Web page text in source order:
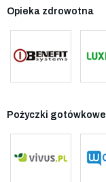
Opieka zdrowotna
Pożyczki gotówkowe